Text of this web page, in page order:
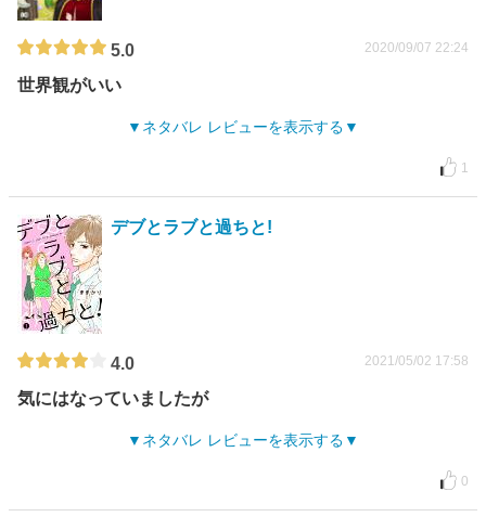
5.0 2020/09/07 22:24
世界観がいい
ネタバレ レビューを表示する
1
デブとラブと過ちと!
4.0 2021/05/02 17:58
気にはなっていましたが
ネタバレ レビューを表示する
0